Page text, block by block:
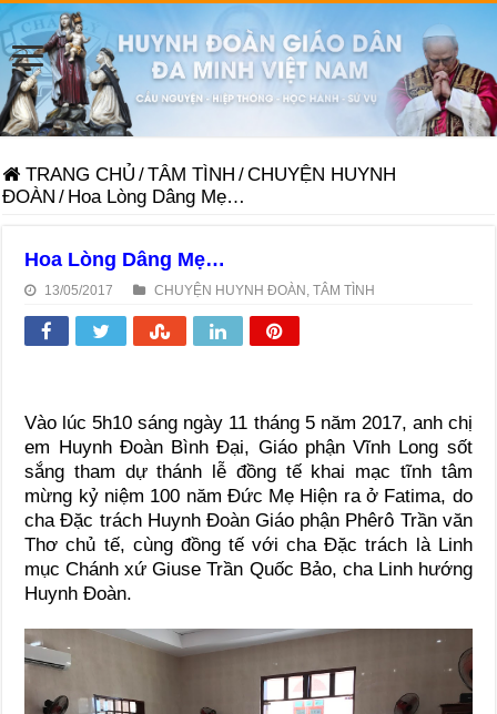
TRANG CHỦ /TÂM TÌNH /CHUYỆN HUYNH
ĐOÀN / Hoa Lòng Dâng Mẹ…
Hoa Lòng Dâng Mẹ…
13/05/2017 CHUYỆN HUYNH ĐOÀN ,TÂM TÌNH
Vào lúc 5h10 sáng ngày 11 tháng 5 năm 2017, anh chị
em Huynh Đoàn Bình Đại, Giáo phận Vĩnh Long sốt
sắng tham dự thánh lễ đồng tế khai mạc tĩnh tâm
mừng kỷ niệm 100 năm Đức Mẹ Hiện ra ở Fatima, do
cha Đặc trách Huynh Đoàn Giáo phận Phêrô Trần văn
Thơ chủ tế, cùng đồng tế với cha Đặc trách là Linh
mục Chánh xứ Giuse Trần Quốc Bảo, cha Linh hướng
Huynh Đoàn.